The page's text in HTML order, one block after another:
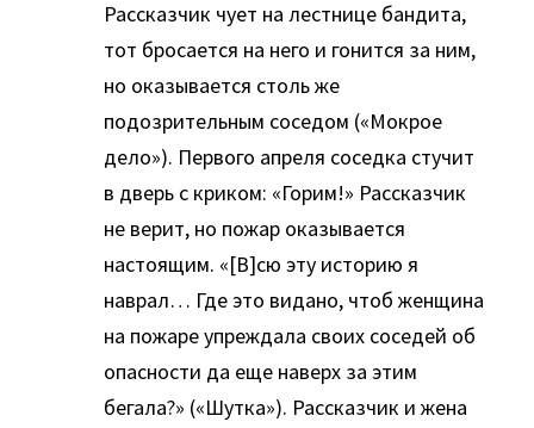
Рассказчик чует на лестнице бандита,
тот бросается на него и гонится за ним,
но оказывается столь же
подозрительным соседом («Мокрое
дело»). Первого апреля соседка стучит
в дверь с криком: «Горим!» Рассказчик
не верит, но пожар оказывается
настоящим. «[В]сю эту историю я
наврал… Где это видано, чтоб женщина
на пожаре упреждала своих соседей об
опасности да еще наверх за этим
бегала?» («Шутка»). Рассказчик и жена